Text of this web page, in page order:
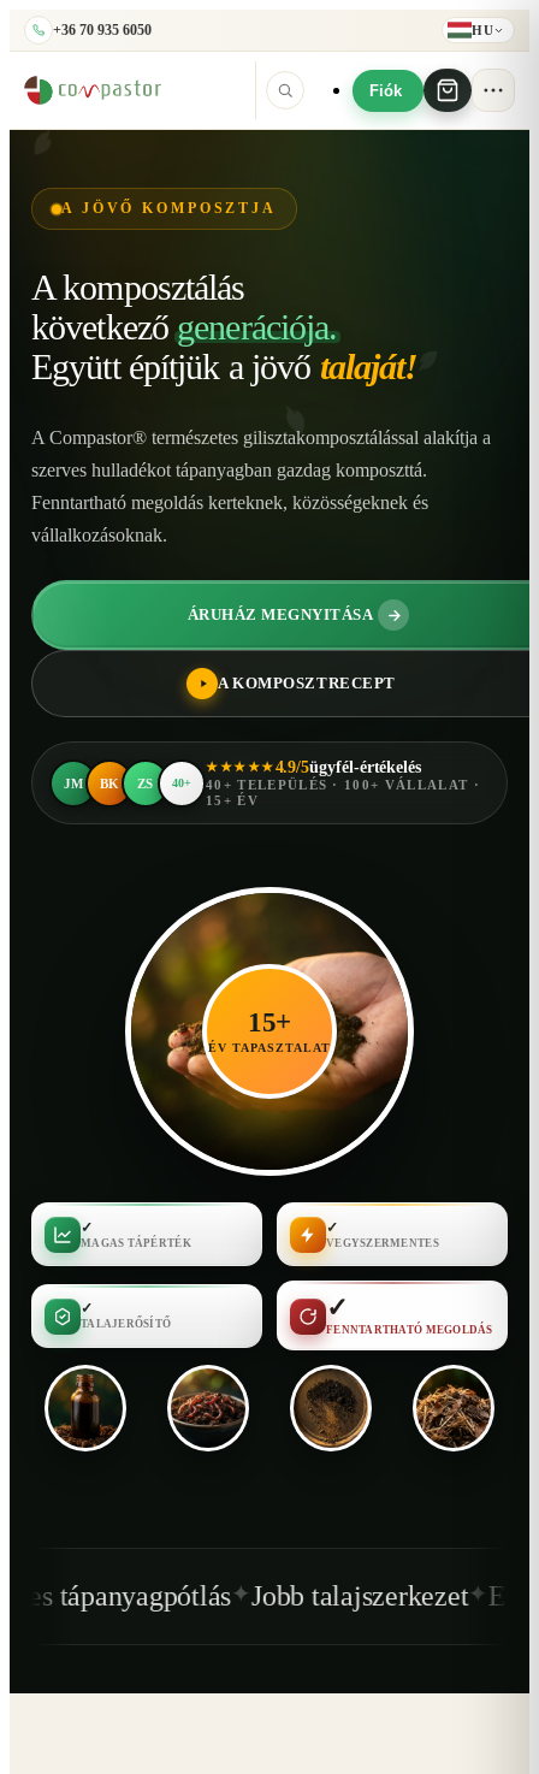
+36 70 935 6050 HU
Fiók
A JÖVŐ KOMPOSZTJA
A komposztálás
következő generációja.
Együtt építjük a jövő talaját!
A Compastor® természetes gilisztakomposztálással alakítja a
szerves hulladékot tápanyagban gazdag komposzttá.
Fenntartható megoldás kerteknek, közösségeknek és
vállalkozásoknak.
ÁRUHÁZ MEGNYITÁSA
A KOMPOSZTRECEPT
JM BK ZS 40+
★★★★★4.9/5ügyfél-értékelés
40+ TELEPÜLÉS · 100+ VÁLLALAT ·
15+ ÉV
15+
ÉV TAPASZTALAT
✓
MAGAS TÁPÉRTÉK
✓
VEGYSZERMENTES
✓
TALAJERŐSÍTŐ
✓
FENNTARTHATÓ MEGOLDÁS
✦Jobb talajszerkezet✦Egészségesebb